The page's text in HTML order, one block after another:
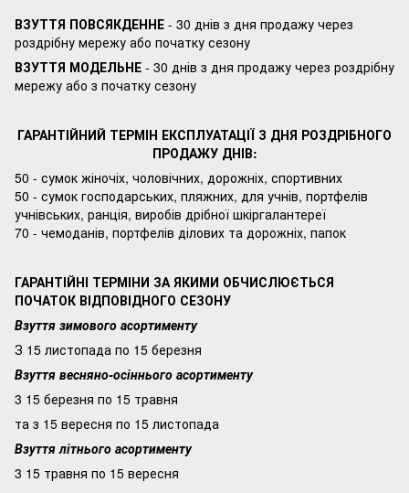
ВЗУТТЯ ПОВСЯКДЕННЕ - 30 днів з дня продажу через
роздрібну мережу або початку сезону
ВЗУТТЯ МОДЕЛЬНЕ - 30 днів з дня продажу через роздрібну
мережу або з початку сезону
ГАРАНТІЙНИЙ ТЕРМІН ЕКСПЛУАТАЦІЇ З ДНЯ РОЗДРІБНОГО
ПРОДАЖУ ДНІВ:
50 - сумок жіночіх, чоловічних, дорожніх, спортивних
50 - сумок господарських, пляжних, для учнів, портфелів
учнівських, ранція, виробів дрібної шкіргалантереї
70 - чемоданів, портфелів ділових та дорожніх, папок
ГАРАНТІЙНІ ТЕРМІНИ ЗА ЯКИМИ ОБЧИСЛЮЄТЬСЯ
ПОЧАТОК ВІДПОВІДНОГО СЕЗОНУ
Взуття зимового асортименту
З 15 листопада по 15 березня
Взуття весняно-осіннього асортименту
3 15 березня по 15 травня
та з 15 вересня по 15 листопада
Взуття літнього асортименту
3 15 травня по 15 вересня